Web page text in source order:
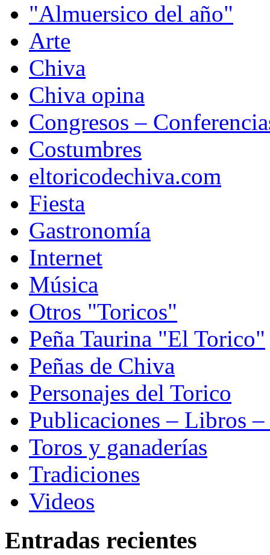
"Almuersico del año"
Arte
Chiva
Chiva opina
Congresos –
Costumbres
eltoricodechiva.com
Fiesta
Gastronomía
Internet
Música
Otros "Toricos"
Peña Taurina "El Torico"
Peñas de Chiva
Personajes del Torico
Publicaciones – Libros –
Toros y ganaderías
Tradiciones
Videos
Entradas recientes